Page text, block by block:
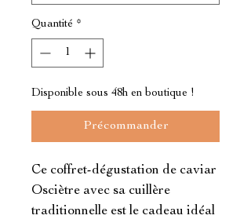
Quantité *
Disponible sous 48h en boutique !
Précommander
Ce coffret-dégustation de caviar
Osciètre avec sa cuillère
traditionnelle est le cadeau idéal